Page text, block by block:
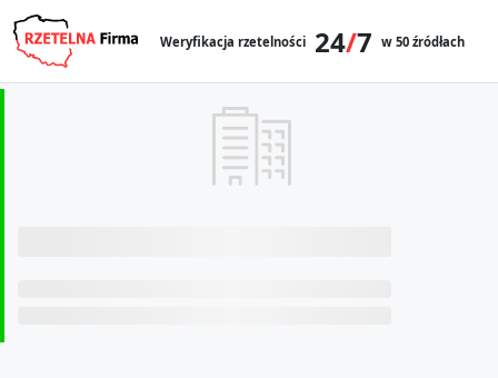
Weryfikacja rzetelności 24/7 w 50 źródłach